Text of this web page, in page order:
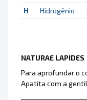
H
Hidrogênio
NATURAE LAPIDES
Para aprofundar o
Apatita com a